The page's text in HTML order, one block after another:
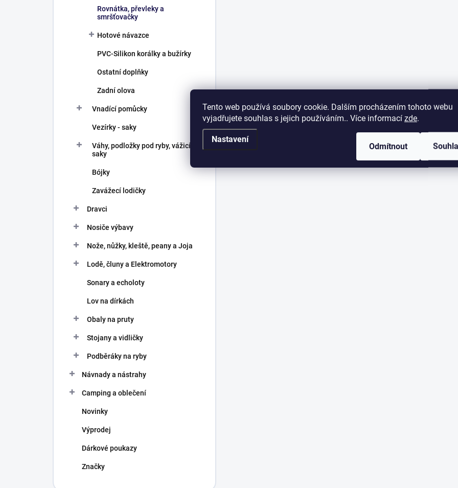
Tento web používá soubory cookie. Dalším procházením tohoto webu
vyjadřujete souhlas s jejich používáním.. Více informací zde.
Nastavení
Odmítnout
Rovnátka, převleky a
smršťovačky
Hotové návazce
PVC-Silikon korálky a bužírky
Ostatní doplňky
Zadní olova
Vnadící pomůcky
Vezírky - saky
Váhy, podložky pod ryby, vážicí
saky
Bójky
Zavážecí lodičky
Dravci
Nosiče výbavy
Nože, nůžky, kleště, peany a Joja
Lodě, čluny a Elektromotory
Sonary a echoloty
Lov na dírkách
Obaly na pruty
Stojany a vidličky
Podběráky na ryby
Návnady a nástrahy
Camping a oblečení
Novinky
Výprodej
Dárkové poukazy
Značky